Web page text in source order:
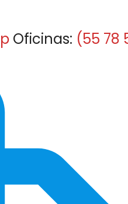
Oficinas: (55 78